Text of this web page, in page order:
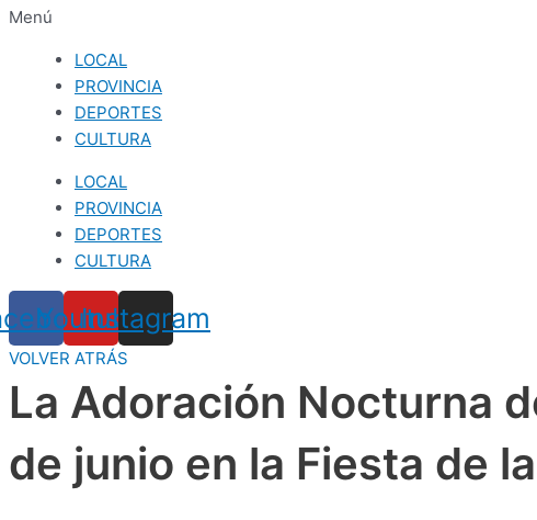
Menú
LOCAL
PROVINCIA
DEPORTES
CULTURA
LOCAL
PROVINCIA
DEPORTES
CULTURA
Youtube
Instagram
VOLVER ATRÁS
La Adoración Nocturna
de junio en la Fiesta de